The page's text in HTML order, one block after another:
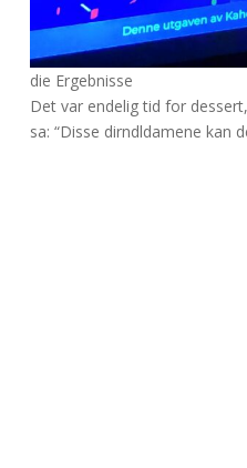
die Ergebnisse
Det var endelig tid for
sa: “Disse dirndldamene kan